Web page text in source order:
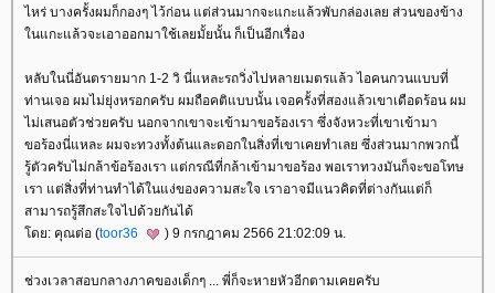
ไหร่ บางครั้งผมก็กองๆ ไว้ก่อน แต่ส่วนมากจะแกะแล้วพับกล่องเลย ส่วนของข้าง
นแกะแล้วจะเอาออกมาใช้เลยมั้ยนั้น ก็เป็นอีกเรื่อง
หลับในนี่อันตรายมาก 1-2 วิ นี่แหละรถวิ่งไปหลายเมตรแล้ว ไอคนกวนแบบที่
ท่านเจอ ผมไม่ยุ่งหรอกครับ ผมถือคติแบบนั้น เจอครั้งที่สองแล้วเขาเดือดร้อน ผม
ไม่เสนอตัวช่วยครับ นอกจากเขาจะเข้ามาขอร้องเรา ซึ่งจังหวะที่เขาเข้ามา
ขอร้องนี่แหละ ผมจะทวงทั้งต้นและดอกในสิ่งที่เขาเคยทำเลย ซึ่งส่วนมากพวกนี้
รู้ตัวครับไม่กล้าข้อร้องเรา แต่กรณีที่กล้าเข้ามาขอร้อง พอเราทวงมันก็จะขอโทษ
เรา แต่สิ่งที่ท่านทำได้ในแง่ของความสะใจ เราอาจมีแนวคิดที่ต่างกันแต่ก็
สามารถรู้สึกสะใจไปด้วยกันได้
ดย: คุณต่อ (toor36 ) 9 กรกฎาคม 2566 21:02:09 น.
ช่วงเวลาสอบกลางภาคของเด็กๆ ... พี่ก็จะหายหัวอีกตามเคยครับ